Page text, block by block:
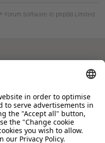
® Forum Software © phpBB Limited